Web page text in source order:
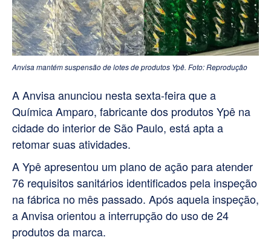
Anvisa mantém suspensão de lotes de produtos Ypê. Foto: Reprodução
A Anvisa anunciou nesta sexta-feira que a
Química Amparo, fabricante dos produtos Ypê na
cidade do interior de São Paulo, está apta a
retomar suas atividades.
A Ypê apresentou um plano de ação para atender
76 requisitos sanitários identificados pela inspeção
na fábrica no mês passado. Após aquela inspeção,
a Anvisa orientou a interrupção do uso de 24
produtos da marca.